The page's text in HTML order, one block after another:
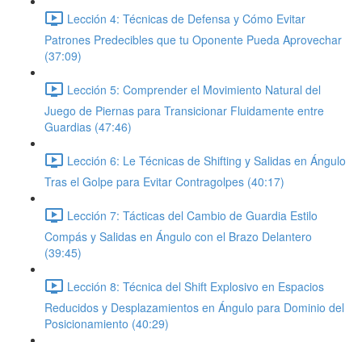
Lección 4: Técnicas de Defensa y Cómo Evitar
Patrones Predecibles que tu Oponente Pueda Aprovechar
(37:09)
Lección 5: Comprender el Movimiento Natural del
Juego de Piernas para Transicionar Fluidamente entre
Guardias (47:46)
Lección 6: Le Técnicas de Shifting y Salidas en Ángulo
Tras el Golpe para Evitar Contragolpes (40:17)
Lección 7: Tácticas del Cambio de Guardia Estilo
Compás y Salidas en Ángulo con el Brazo Delantero
(39:45)
Lección 8: Técnica del Shift Explosivo en Espacios
Reducidos y Desplazamientos en Ángulo para Dominio del
Posicionamiento (40:29)